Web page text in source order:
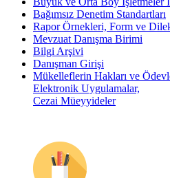
Bağımsız Denetim Standartları
Rapor Örnekleri, Form ve
Mevzuat Danışma Birimi
Bilgi Arşivi
Danışman Girişi
Mükelleflerin Hakları ve
Elektronik Uygulamalar,
Cezai Müeyyideler